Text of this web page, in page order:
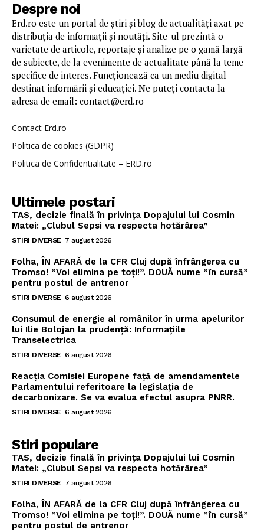
Despre noi
Erd.ro este un portal de știri și blog de actualități axat pe
distribuția de informații și noutăți. Site-ul prezintă o
varietate de articole, reportaje și analize pe o gamă largă
de subiecte, de la evenimente de actualitate până la teme
specifice de interes. Funcționează ca un mediu digital
destinat informării și educației. Ne puteți contacta la
adresa de email: contact@erd.ro
Contact Erd.ro
Politica de cookies (GDPR)
Politica de Confidentialitate – ERD.ro
Ultimele postari
TAS, decizie finală în privința Dopajului lui Cosmin
Matei: „Clubul Sepsi va respecta hotărârea”
STIRI DIVERSE 7 august 2026
Folha, ÎN AFARĂ de la CFR Cluj după înfrângerea cu
Tromso! ”Voi elimina pe toți!”. DOUĂ nume ”în cursă”
pentru postul de antrenor
STIRI DIVERSE 6 august 2026
Consumul de energie al românilor în urma apelurilor
lui Ilie Bolojan la prudență: Informațiile
Transelectrica
STIRI DIVERSE 6 august 2026
Reacția Comisiei Europene față de amendamentele
Parlamentului referitoare la legislația de
decarbonizare. Se va evalua efectul asupra PNRR.
STIRI DIVERSE 6 august 2026
Stiri populare
TAS, decizie finală în privința Dopajului lui Cosmin
Matei: „Clubul Sepsi va respecta hotărârea”
STIRI DIVERSE 7 august 2026
Folha, ÎN AFARĂ de la CFR Cluj după înfrângerea cu
Tromso! ”Voi elimina pe toți!”. DOUĂ nume ”în cursă”
pentru postul de antrenor